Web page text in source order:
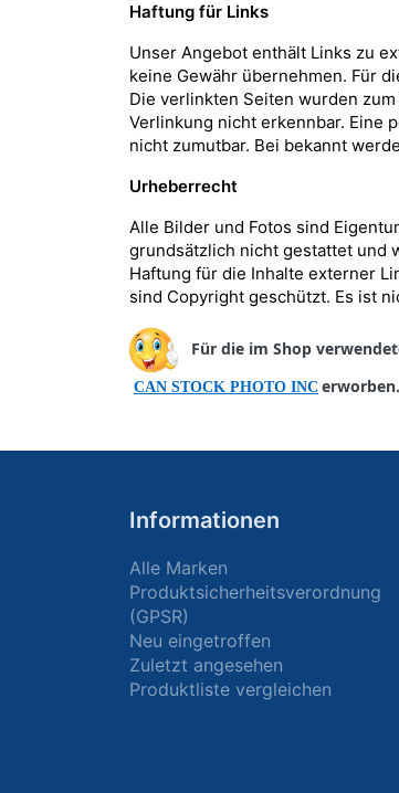
Haftung für Links
Unser Angebot enthält Links zu
keine Gewähr übernehmen. Für
Die verlinkten Seiten wurden
Verlinkung nicht erkennbar. Eine
nicht zumutbar. Bei bekannt
Urheberrecht
Alle Bilder und Fotos sind
grundsätzlich nicht gestattet und
Haftung für die Inhalte externer
sind Copyright geschützt. Es ist
Für die im Shop
CAN STOCK PHOTO INC erworben.
Informationen
Alle Marken
Produktsicherheitsverordnung
(GPSR)
Neu eingetroffen
Zuletzt angesehen
Produktliste vergleichen